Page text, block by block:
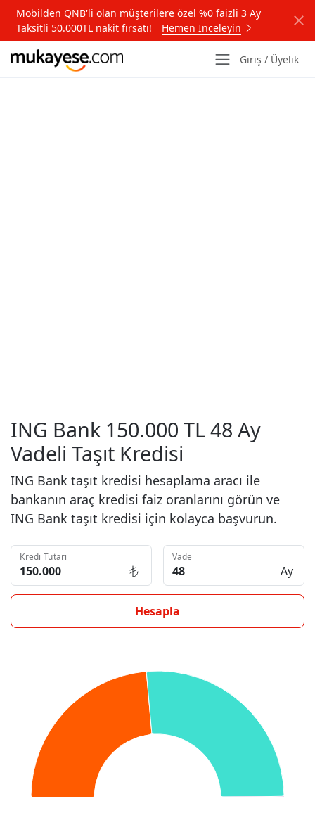
Mobilden QNB'li olan müşterilere özel %0 faizli 3 Ay
Taksitli 50.000TL nakit fırsatı!
Hemen İnceleyin
Giriş / Üyelik
ING Bank 150.000 TL 48 Ay
Vadeli Taşıt Kredisi
ING Bank taşıt kredisi hesaplama aracı ile
bankanın araç kredisi faiz oranlarını görün ve
ING Bank taşıt kredisi için kolayca başvurun.
Kredi Tutarı Vade
Ay
Hesapla